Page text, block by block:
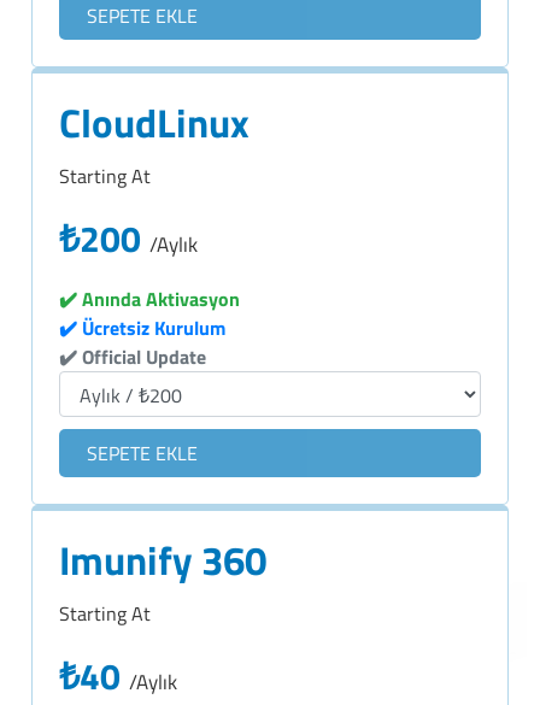
SEPETE EKLE
CloudLinux
Starting At
₺200/Aylık
✔️ Anında Aktivasyon
✔️ Ücretsiz Kurulum
✔️ Official Update
SEPETE EKLE
Imunify 360
Starting At
₺40/Aylık